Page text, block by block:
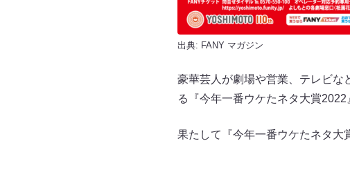
出典: FANY マガジン
豪華芸人が劇場や営業、テレビな
る『今年一番ウケたネタ大賞
果たして『今年一番ウケたネタ大